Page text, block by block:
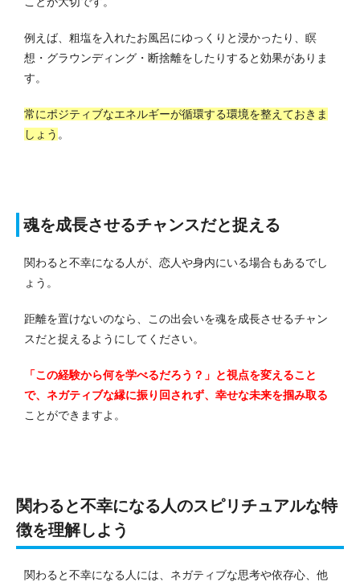
例えば、粗塩を入れたお風呂にゆっくりと浸かったり、瞑
想・グラウンディング・断捨離をしたりすると効果がありま
す。
常にポジティブなエネルギーが循環する環境を整えておきま
しょう 。
魂を成長させるチャンスだと捉える
関わると不幸になる人が、恋人や身内にいる場合もあるでし
ょう。
距離を置けないのなら、この出会いを魂を成長させるチャン
スだと捉えるようにしてください。
「この経験から何を学べるだろう？」と視点を変えること
で、ネガティブな縁に振り回されず、幸せな未来を掴み取る
ことができますよ。
関わると不幸になる人のスピリチュアルな特
徴を理解しよう
関わると不幸になる人には、ネガティブな思考や依存心、他